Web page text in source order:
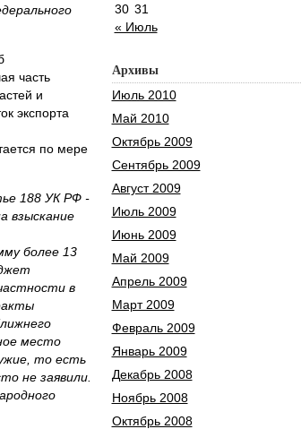
часть
и
экспорта
по мере
188 УК РФ -
взыскание
более 13
в
место
то есть
не заявили.
« Июль
30 31
Архивы
Июль 2010
Май 2010
Октябрь 2009
Сентябрь 2009
Август 2009
Июль 2009
Июнь 2009
Май 2009
Апрель 2009
Март 2009
Февраль 2009
Январь 2009
Декабрь 2008
Ноябрь 2008
Октябрь 2008